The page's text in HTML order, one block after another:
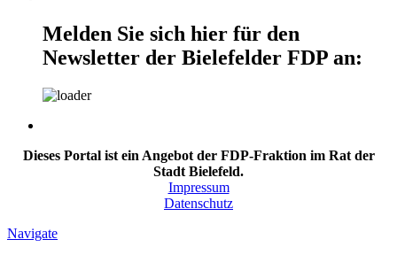
Melden Sie sich hier für den
Newsletter der Bielefelder FDP an:
Dieses Portal ist ein Angebot der FDP-Fraktion im Rat der
Stadt Bielefeld.
Impressum
Datenschutz
Navigate